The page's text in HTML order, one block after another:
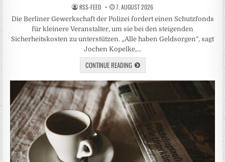
RSS-FEED 7. AUGUST 2026
Die Berliner Gewerkschaft der Polizei fordert einen Schutzfonds
für kleinere Veranstalter, um sie bei den steigenden
Sicherheitskosten zu unterstützen. „Alle haben Geldsorgen“, sagt
Jochen Kopelke,…
CONTINUE READING